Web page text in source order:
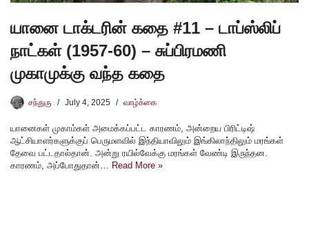
யானை டாக்டரின் கதை #11 – டாப்ஸ்லிப்
நாட்கள் (1957-60) – சுப்பிரமணி
முகாமுக்கு வந்த கதை
சந்துரு July 4, 2025 வாழ்க்கை
யானைகள் முகாம்கள் அமைக்கப்பட்ட காரணம், அன்றைய பிரிட்டிஷ்
ஆட்சியாளர்களுக்குப் பெருமளவில் இந்தியாவிலும் இங்கிலாந்திலும் மரங்கள்
தேவை பட்டதால்தான். அன்று ரயில்வேக்கு மரங்கள் வேண்டி இருந்தன.
காரணம், அப்போதுதான்… Read More »